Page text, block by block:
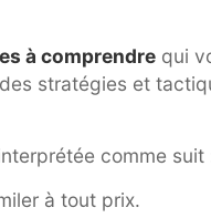
à comprendre qui
stratégies et
comme suit
à tout prix.